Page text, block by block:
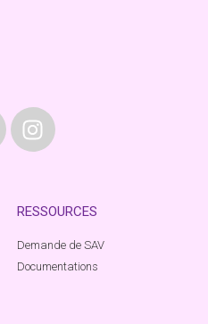
RESSOURCES
Demande de SAV
Documentations